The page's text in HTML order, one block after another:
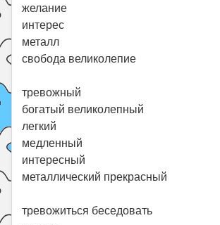
желание
интерес
металл
свобода великолепие
тревожный
богатый великолепный
легкий
медленный
интересный
металлический прекрасный
тревожиться беседовать